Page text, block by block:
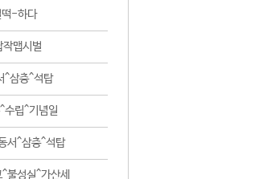
떡-하다
맵시벌
^삼층^석탑
수립^기념일
서^삼층^석탑
불성실^가산세